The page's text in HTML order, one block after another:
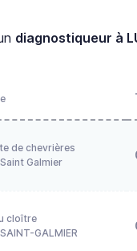
diagnostiqueur à
de chevrières
Galmier
cloître
GALMIER